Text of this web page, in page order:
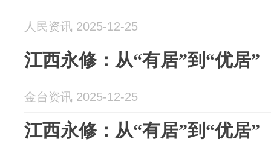
人民资讯 2025-12-25
江西永修：从“有居”到“优居”
金台资讯 2025-12-25
江西永修：从“有居”到“优居”